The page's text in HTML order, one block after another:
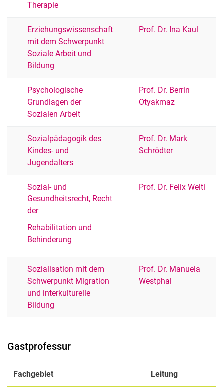
Therapie
Erziehungswissenschaft
mit dem Schwerpunkt
Soziale Arbeit und
Bildung
Prof. Dr. Ina Kaul
Psychologische
Grundlagen der
Sozialen Arbeit
Prof. Dr. Berrin
Otyakmaz
Sozialpädagogik des
Kindes- und
Jugendalters
Prof. Dr. Mark
Schrödter
Sozial- und
Gesundheitsrecht, Recht
der
Rehabilitation und
Behinderung
Prof. Dr. Felix Welti
Sozialisation mit dem
Schwerpunkt Migration
und interkulturelle
Bildung
Prof. Dr. Manuela
Westphal
Gastprofessur
Fachgebiet Leitung